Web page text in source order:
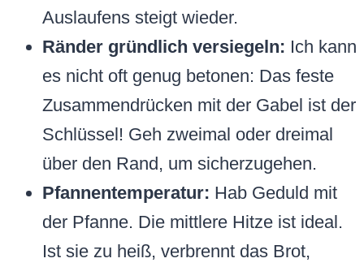
Auslaufens steigt wieder.
Ränder gründlich versiegeln: Ich kann
es nicht oft genug betonen: Das feste
Zusammendrücken mit der Gabel ist der
Schlüssel! Geh zweimal oder dreimal
über den Rand, um sicherzugehen.
Pfannentemperatur: Hab Geduld mit
der Pfanne. Die mittlere Hitze ist ideal.
Ist sie zu heiß, verbrennt das Brot,